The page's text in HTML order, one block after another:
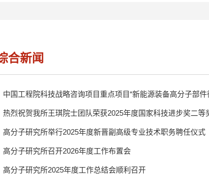
合新闻
中国工程院科技战略咨询项目重点项目“新能源装备高分子部
热烈祝贺我所王琪院士团队荣获2025年度国家科技进步奖二等
高分子研究所举行2025年度新晋副高级专业技术职务聘任仪式
高分子研究所召开2026年度工作布置会
高分子研究所2025年度工作总结会顺利召开